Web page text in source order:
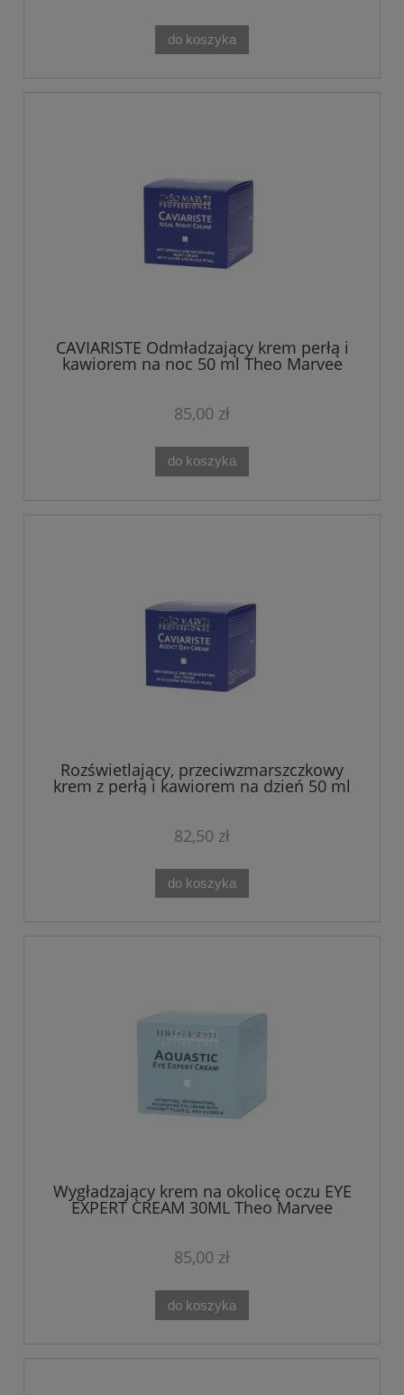
do koszyka
CAVIARISTE Odmładzający krem perłą i
kawiorem na noc 50 ml Theo Marvee
85,00 zł
do koszyka
Rozświetlający, przeciwzmarszczkowy
krem z perłą i kawiorem na dzień 50 ml
Caviariste Theo Marvee
82,50 zł
do koszyka
Wygładzający krem na okolicę oczu EYE
EXPERT CREAM 30ML Theo Marvee
85,00 zł
do koszyka